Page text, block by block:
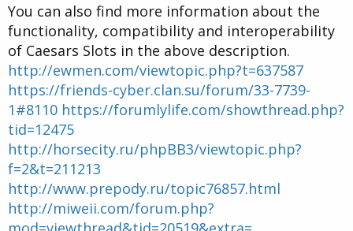
i
t
e
u
d
e
a
d
i
c
u
d
d
é
b
t
You can also find more information about the
functionality, compatibility and interoperability
of Caesars Slots in the above description.
http://ewmen.com/viewtopic.php?t=637587
https://friends-cyber.clan.su/forum/33-7739-
1#8110 https://forumlylife.com/showthread.php?
tid=12475
http://horsecity.ru/phpBB3/viewtopic.php?
f=2&t=211213
http://www.prepody.ru/topic76857.html
http://miweii.com/forum.php?